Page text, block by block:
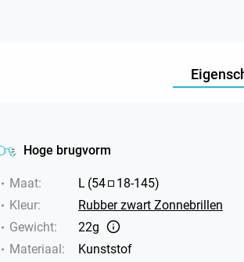
Hoge brugvorm
Maat: L (54 18-145)
Kleur:
Rubber zwart Zonnebrillen
Gewicht:
22g
Materiaal:
Kunststof